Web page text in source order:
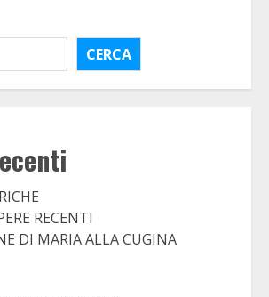
CERCA
RECENTI
DI MARIA ALLA CUGINA